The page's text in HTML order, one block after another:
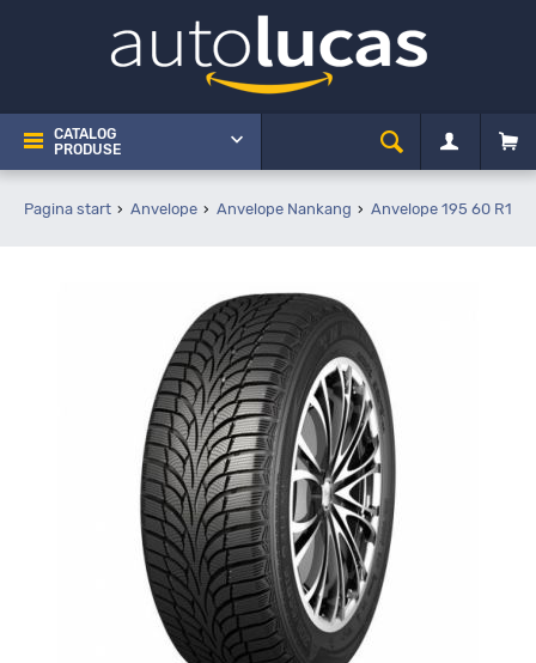
CATALOG
PRODUSE
Pagina start Anvelope Anvelope Nankang Anvelope 195 60 R16